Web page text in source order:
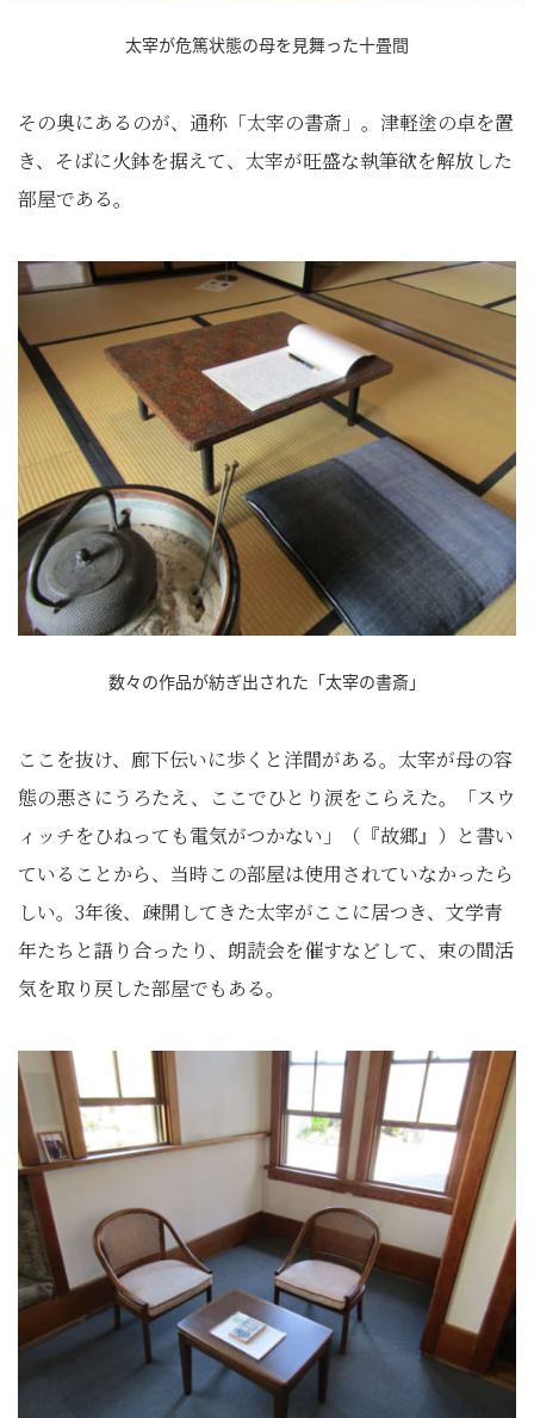
太宰が危篤状態の母を見舞った十畳間
その奥にあるのが、通称「太宰の書斎」。津軽塗の卓を置
き、そばに火鉢を据えて、太宰が旺盛な執筆欲を解放した
部屋である。
数々の作品が紡ぎ出された「太宰の書斎」
ここを抜け、廊下伝いに歩くと洋間がある。太宰が母の容
態の悪さにうろたえ、ここでひとり涙をこらえた。「スウ
ィッチをひねっても電気がつかない」
（『故郷』） と書い
ていることから、当時この部屋は使用されていなかったら
しい。3年後、疎開してきた太宰がここに居つき、文学青
年たちと語り合ったり、朗読会を催すなどして、束の間活
気を取り戻した部屋でもある。